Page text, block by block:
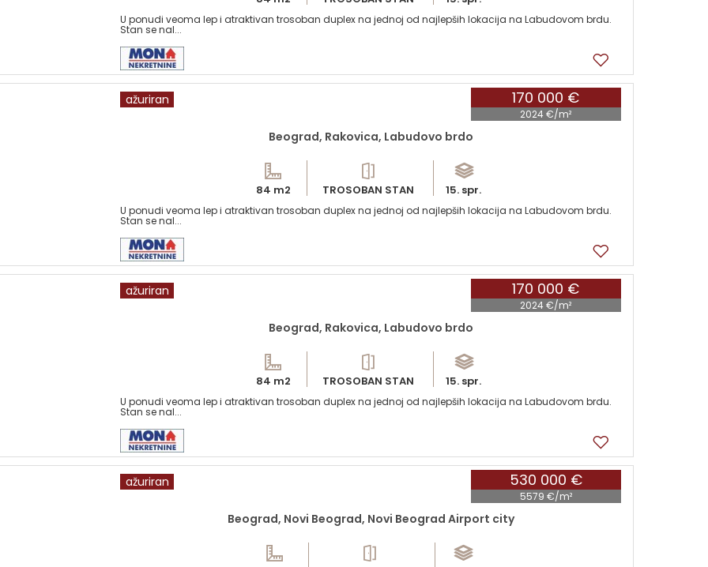
U ponudi veoma lep i atraktivan trosoban duplex na jednoj od najlepših lokacija na Labudovom brdu.
Stan se nal...
170 000 €
2024 €/m²
ažuriran
Beograd, Rakovica, Labudovo brdo
84 m2 TROSOBAN STAN 15. spr.
U ponudi veoma lep i atraktivan trosoban duplex na jednoj od najlepših lokacija na Labudovom brdu.
Stan se nal...
170 000 €
2024 €/m²
ažuriran
Beograd, Rakovica, Labudovo brdo
84 m2 TROSOBAN STAN 15. spr.
U ponudi veoma lep i atraktivan trosoban duplex na jednoj od najlepših lokacija na Labudovom brdu.
Stan se nal...
530 000 €
5579 €/m²
ažuriran
Beograd, Novi Beograd, Novi Beograd Airport city